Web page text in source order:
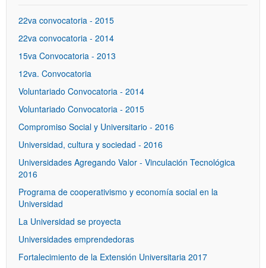
22va convocatoria - 2015
22va convocatoria - 2014
15va Convocatoria - 2013
12va. Convocatoria
Voluntariado Convocatoria - 2014
Voluntariado Convocatoria - 2015
Compromiso Social y Universitario - 2016
Universidad, cultura y sociedad - 2016
Universidades Agregando Valor - Vinculación Tecnológica
2016
Programa de cooperativismo y economía social en la
Universidad
La Universidad se proyecta
Universidades emprendedoras
Fortalecimiento de la Extensión Universitaria 2017